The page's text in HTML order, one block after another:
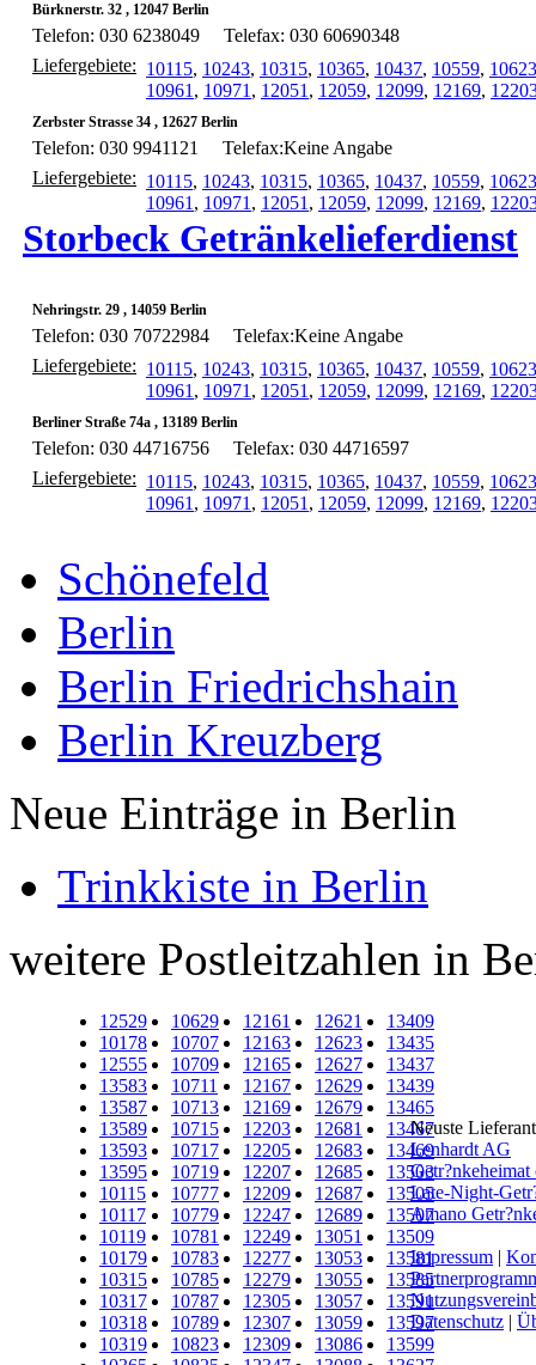
Bürknerstr. 32 , 12047 Berlin
Telefon: 030 6238049
Telefax: 030 60690348
Liefergebiete: 10115, 10243, 10315, 10365, 10437, 10559, 10623
10961 , 10971 , 12051 , 12059, 12099, 12169,
Zerbster Strasse 34 , 12627 Berlin
Telefon: 030 9941121
Telefax:Keine Angabe
Liefergebiete: 10115, 10243, 10315, 10365, 10437, 10559, 10623
10961 , 10971 , 12051 , 12059, 12099, 12169,
Storbeck Getränkelieferdienst
Nehringstr. 29 , 14059 Berlin
Telefon: 030 70722984
Telefax:Keine Angabe
Liefergebiete: 10115, 10243, 10315, 10365, 10437, 10559, 10623
10961 , 10971 , 12051 , 12059, 12099, 12169,
Berliner Straße 74a , 13189 Berlin
Telefon: 030 44716756
Telefax: 030 44716597
Liefergebiete: 10115, 10243, 10315, 10365, 10437, 10559, 10623
10961 , 10971 , 12051 , 12059, 12099, 12169,
Schönefeld
Berlin
Berlin Friedrichshain
Berlin Kreuzberg
Neue Einträge in Berlin
Trinkkiste in Berlin
weitere Postleitzahlen in
12529
10178
12555
13583
13587
13589
13593
13595
10115
10117
10119
10179
10315
10317
10318
10319
10629
10707
10709
10711
10713
10715
10717
10719
10777
10779
10781
10783
10785
10787
10789
10823
12161
12163
12165
12167
12169
12203
12205
12207
12209
12247
12249
12277
12279
12305
12307
12309
12621
12623
12627
12629
12679
12681
12683
12685
12687
12689
13051
13053
13055
13057
13059
13086
13409
13435
13437
13439
13465
13467
13469
13503
13505
13507
13509
13581
13585
13591
13597
13599
Neuste
Lenhardt AG
Late-Night-
Amano
Impressum |
Datenschutz |